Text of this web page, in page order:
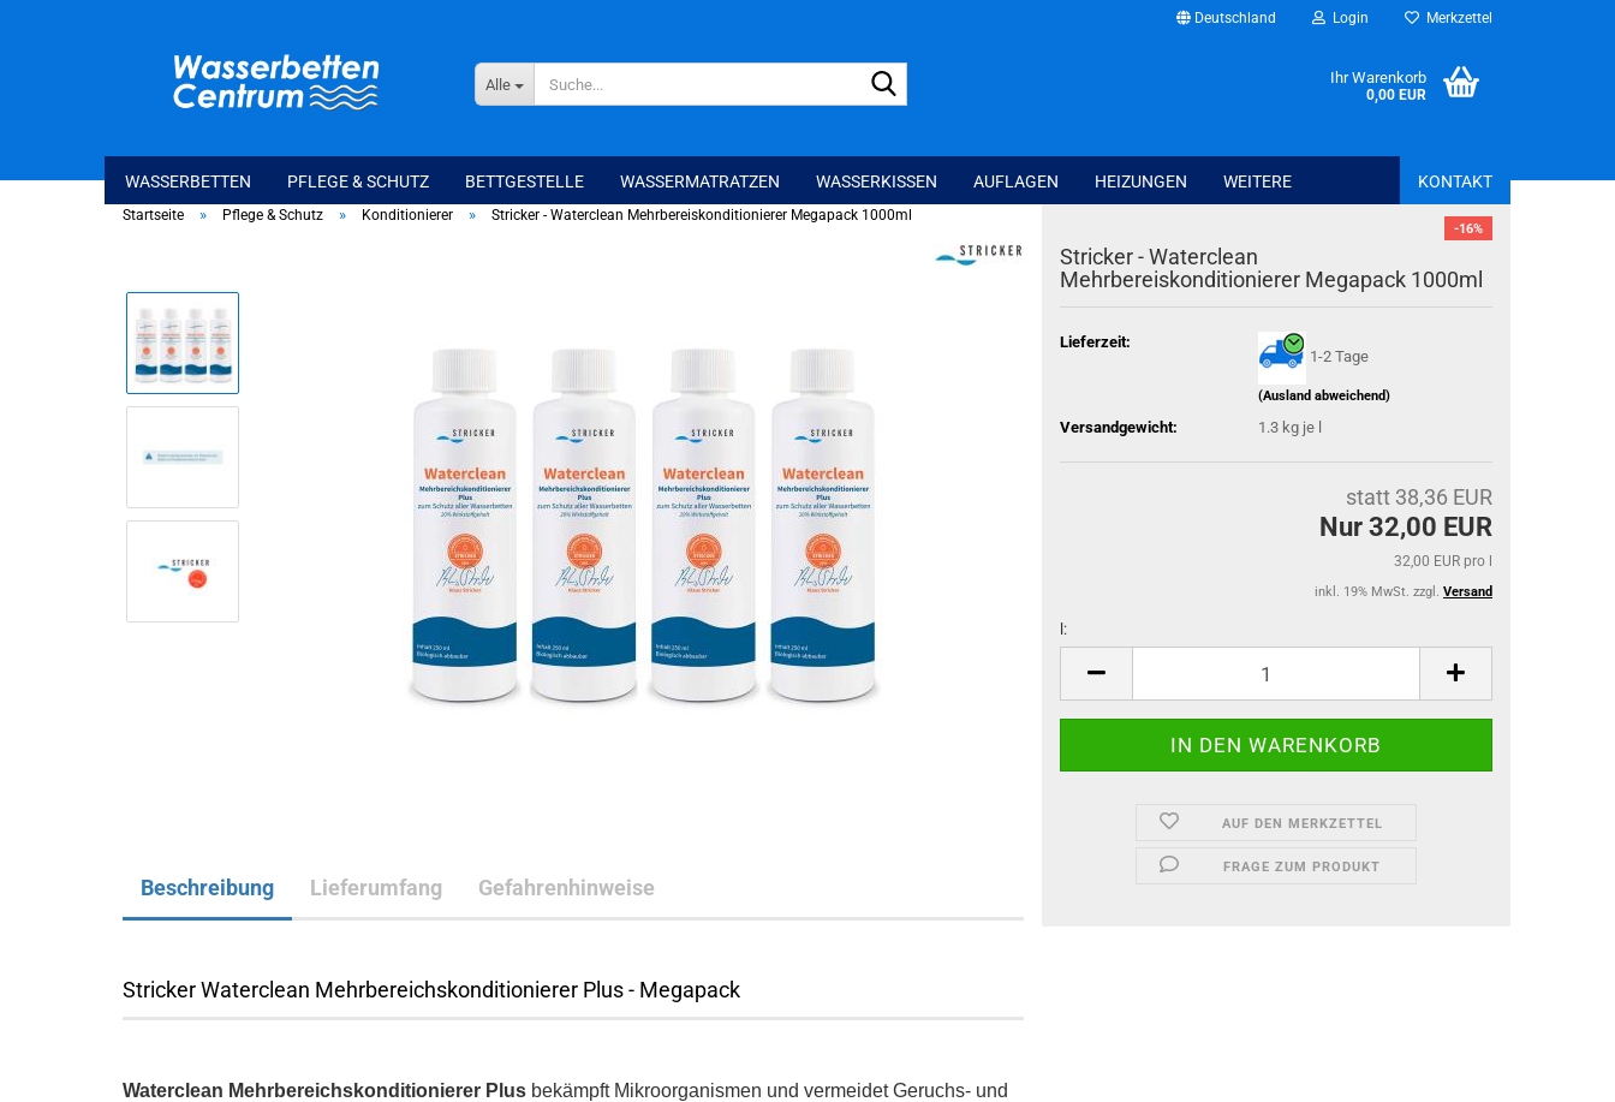
Deutschland Login Merkzettel
Alle Ihr Warenkorb
0,00 EUR
WASSERBETTEN
WaterSpring
PFLEGE & SCHUTZ BETTGESTELLE WASSERMATRATZEN WASSERKISSEN AUFLAGEN HEIZUNGEN KONTAKT
WEITERE
Haus - Freizeit - Garten anzeigen
Startseite » Pflege & Schutz » Konditionierer » Stricker - Waterclean Mehrbereiskonditionierer Megapack 1000ml
-16%
Stricker - Waterclean
Mehrbereiskonditionierer Megapack 1000ml
Lieferzeit:
1-2 Tage
(Ausland abweichend)
Versandgewicht: 1.3 kg je l
statt 38,36 EUR
Nur 32,00 EUR
32,00 EUR pro l
inkl. 19% MwSt. zzgl. Versand
l:
AUF DEN MERKZETTEL
FRAGE ZUM PRODUKT
Beschreibung Lieferumfang Gefahrenhinweise
Stricker Waterclean Mehrbereichskonditionierer Plus - Megapack
Waterclean Mehrbereichskonditionierer Plus bekämpft Mikroorganismen und vermeidet Geruchs- und